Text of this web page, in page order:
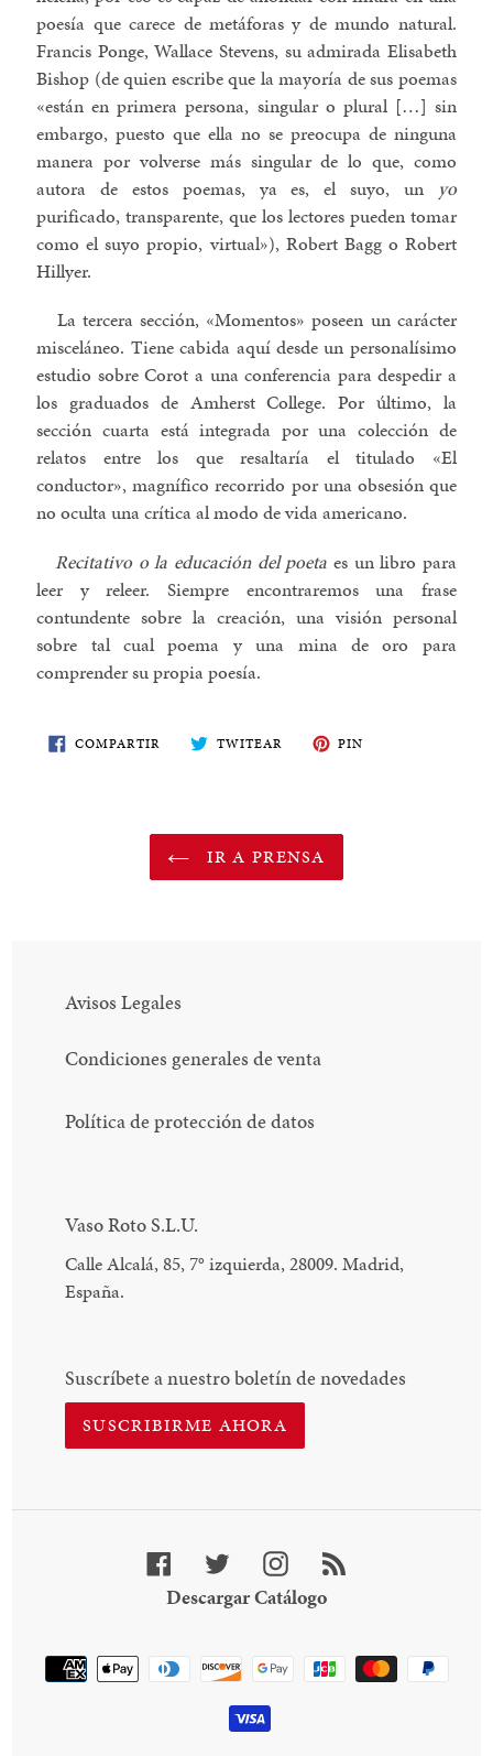
poesía que carece de metáforas y de mundo natural.
Francis Ponge, Wallace Stevens, su admirada Elisabeth
Bishop (de quien escribe que la mayoría de sus poemas
«están en primera persona, singular o plural […] sin
embargo, puesto que ella no se preocupa de ninguna
manera por volverse más singular de lo que, como
autora de estos poemas, ya es, el suyo, un yo
purificado, transparente, que los lectores pueden tomar
como el suyo propio, virtual»), Robert Bagg o Robert
Hillyer.
La tercera sección, «Momentos» poseen un carácter
misceláneo. Tiene cabida aquí desde un personalísimo
estudio sobre Corot a una conferencia para despedir a
los graduados de Amherst College. Por último, la
sección cuarta está integrada por una colección de
relatos entre los que resaltaría el titulado «El
conductor», magnífico recorrido por una obsesión que
no oculta una crítica al modo de vida americano.
Recitativo o la educación del poeta es un libro para
leer y releer. Siempre encontraremos una frase
contundente sobre la creación, una visión personal
sobre tal cual poema y una mina de oro para
comprender su propia poesía.
COMPARTIR COMPARTE
EN
TWITEAR TWITEA
EN
PIN
IR A PRENSA
Avisos Legales
Condiciones generales de venta
Política de protección de datos
Vaso Roto S.L.U.
Calle Alcalá, 85, 7° izquierda, 28009. Madrid,
España.
Suscríbete a nuestro boletín de novedades
SUSCRIBIRME AHORA
Facebook TwitterInstagram
Descargar CatálogoDescargar
Método
pago